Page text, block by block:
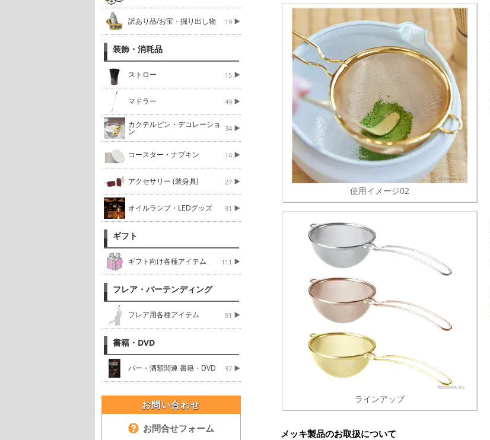
訳あり品/お宝・掘り出し物 19
装飾・消耗品
ストロー 15
マドラー 49
カクテルピン・デコレーショ
ン 34
コースター・ナプキン 14
アクセサリー (装身具) 27
オイルランプ・LEDグッズ 31
ギフト
ギフト向け各種アイテム 111
フレア・バーテンディング
フレア用各種アイテム 91
書籍・DVD
バー・酒類関連 書籍・DVD 37
お問い合わせ
お問合せフォーム
使用イメージ02
ラインアップ
メッキ製品のお取扱について